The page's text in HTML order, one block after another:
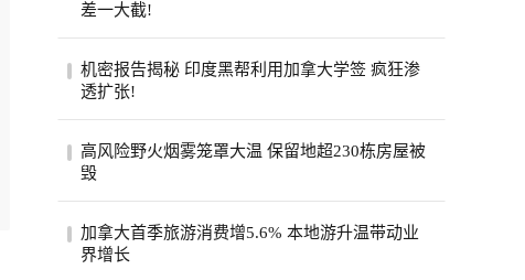
差一大截!
员平均年薪约11.5万加元，是美国州级议员
机密报告揭秘 印度黑帮利用加拿大学签 疯狂渗
透扩张!
比什诺伊帮派头目戈迪·布拉尔持学生签证
高风险野火烟雾笼罩大温 保留地超230栋房屋被
毁
罩，奥卡纳根印第安保留地火灾致逾230栋
加拿大首季旅游消费增5.6% 本地游升温带动业
界增长